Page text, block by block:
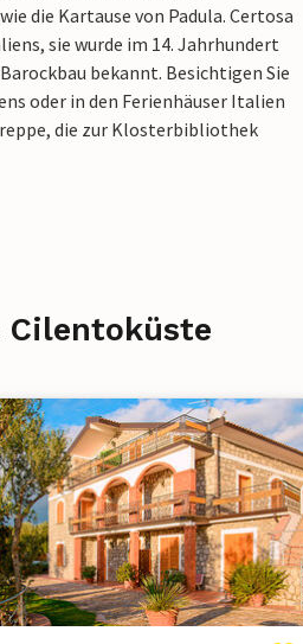
die Kartause von Padula. Certosa
sie wurde im 14. Jahrhundert
bekannt. Besichtigen Sie
oder in den Ferienhäuser Italien
die zur Klosterbibliothek
Cilentoküste